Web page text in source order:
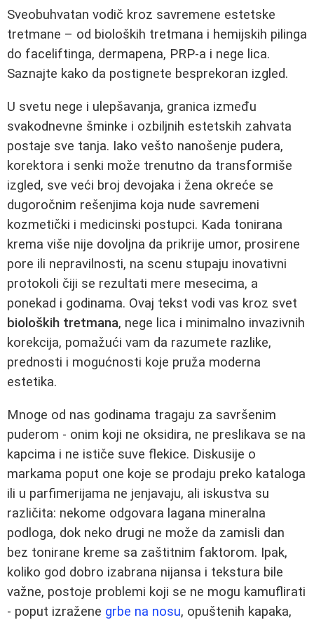
Sveobuhvatan vodič kroz savremene estetske
tretmane – od bioloških tretmana i hemijskih pilinga
do faceliftinga, dermapena, PRP-a i nege lica.
Saznajte kako da postignete besprekoran izgled.
U svetu nege i ulepšavanja, granica između
svakodnevne šminke i ozbiljnih estetskih zahvata
postaje sve tanja. Iako vešto nanošenje pudera,
korektora i senki može trenutno da transformiše
izgled, sve veći broj devojaka i žena okreće se
dugoročnim rešenjima koja nude savremeni
kozmetički i medicinski postupci. Kada tonirana
krema više nije dovoljna da prikrije umor, prosirene
pore ili nepravilnosti, na scenu stupaju inovativni
protokoli čiji se rezultati mere mesecima, a
ponekad i godinama. Ovaj tekst vodi vas kroz svet
bioloških tretmana, nege lica i minimalno invazivnih
korekcija, pomažući vam da razumete razlike,
prednosti i mogućnosti koje pruža moderna
estetika.
Mnoge od nas godinama tragaju za savršenim
puderom - onim koji ne oksidira, ne preslikava se na
kapcima i ne ističe suve flekice. Diskusije o
markama poput one koje se prodaju preko kataloga
ili u parfimerijama ne jenjavaju, ali iskustva su
različita: nekome odgovara lagana mineralna
podloga, dok neko drugi ne može da zamisli dan
bez tonirane kreme sa zaštitnim faktorom. Ipak,
koliko god dobro izabrana nijansa i tekstura bile
važne, postoje problemi koji se ne mogu kamuflirati
- poput izražene grbe na nosu, opuštenih kapaka,